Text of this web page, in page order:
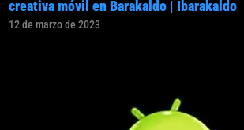
creativa móvil en Barakaldo | Ibarakaldo
12 de marzo de 2023